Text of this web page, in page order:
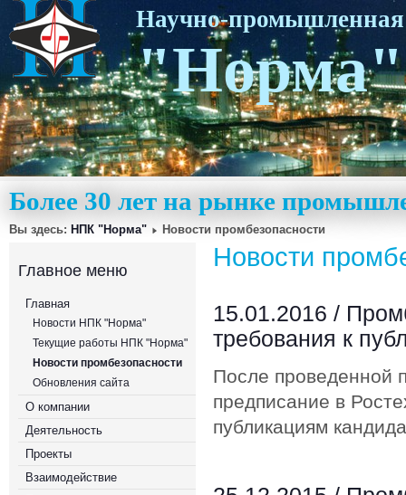
Научно-
"Норма"
Более 30 лет на рынке
Вы здесь: НПК "Норма" Новости промбезопасности
Главное меню
Главная
Новости НПК "Норма"
Текущие работы НПК "Норма"
Новости промбезопасности
Обновления сайта
О компании
Деятельность
Проекты
Взаимодействие
Новости
15.01.2016 /
требования к
После проведенной
предписание в
публикациям